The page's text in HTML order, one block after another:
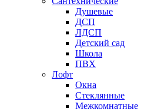
Душевые
ДСП
ЛДСП
Детский сад
Школа
ПВХ
Лофт
Окна
Стеклянные
Межкомнатные